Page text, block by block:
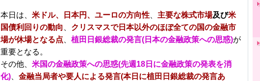
本日は、 米ドル、日本円、ユーロの方向性 主要な株式市場及び米
国債利回りの動向
クリスマスで日本以外のほぼ全ての国の金融市
場が休場となる点
植田日銀総裁の発言(日本の金融政策への思惑)が
重要となる。
その他、 米国の金融政策への思惑(先週18日に金融政策の発表を消
化)
金融当局者や要人による発言(本日に植田日銀総裁の発言あ